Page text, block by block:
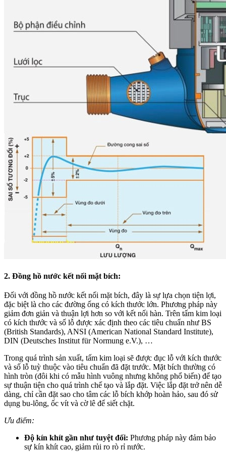
2. Đồng hồ nước kết nối mặt bích:
Đối với đồng hồ nước kết nối mặt bích, đây là sự lựa chọn tiện lợi,
đặc biệt là cho các đường ống có kích thước lớn. Phương pháp này
giảm đơn giản và thuận lợi hơn so với kết nối hàn. Trên tấm kim loại
có kích thước và số lỗ được xác định theo các tiêu chuẩn như BS
(British Standards), ANSI (American National Standard Institute),
DIN (Deutsches Institut für Normung e.V.), …
Trong quá trình sản xuất, tấm kim loại sẽ được đục lỗ với kích thước
và số lỗ tuỳ thuộc vào tiêu chuẩn đã đặt trước. Mặt bích thường có
hình tròn (đôi khi có mẫu hình vuông nhưng không phổ biến) để tạo
sự thuận tiện cho quá trình chế tạo và lắp đặt. Việc lắp đặt trở nên dễ
dàng, chỉ cần đặt sao cho tâm các lỗ bích khớp hoàn hảo, sau đó sử
dụng bu-lông, ốc vít và cờ lê để siết chặt.
Ưu điểm:
Độ kín khít gần như tuyệt đối: Phương pháp này đảm bảo
sự kín khít cao, giảm rủi ro rò rỉ nước.